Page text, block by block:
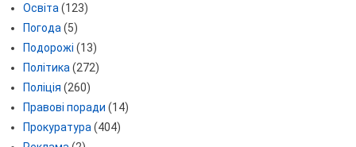
Освіта (123)
Погода (5)
Подорожі (13)
Політика (272)
Поліція (260)
Правові поради (14)
Прокуратура (404)